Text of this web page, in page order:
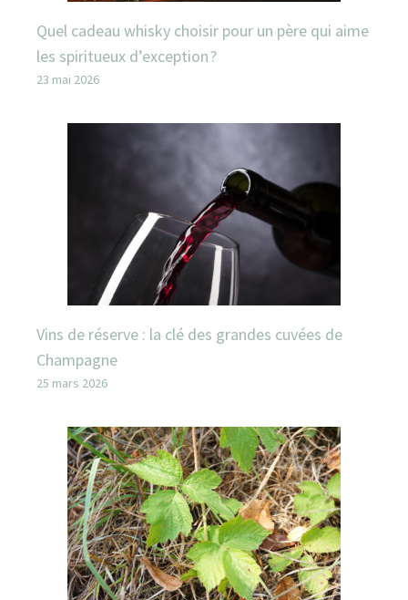
Quel cadeau whisky choisir pour un père qui aime
les spiritueux d’exception ?
23 mai 2026
Vins de réserve : la clé des grandes cuvées de
Champagne
25 mars 2026